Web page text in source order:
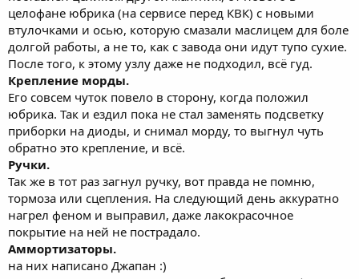
целофане юбрика (на сервисе перед КВК) с новыми
втулочками и осью, которую смазали маслицем для боле
долгой работы, а не то, как с завода они идут тупо сухие.
После того, к этому узлу даже не подходил, всё гуд.
Крепление морды.
Его совсем чуток повело в сторону, когда положил
юбрика. Так и ездил пока не стал заменять подсветку
приборки на диоды, и снимал морду, то выгнул чуть
обратно это крепление, и всё.
Ручки.
Так же в тот раз загнул ручку, вот правда не помню,
тормоза или сцепления. На следующий день аккуратно
нагрел феном и выправил, даже лакокрасочное
покрытие на ней не пострадало.
Аммортизаторы.
на них написано Джапан :)